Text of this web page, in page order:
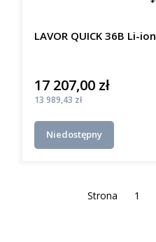
LAVOR QUICK 36B Li-ion
Cena
17 207,00 zł
Cena
13 989,43 zł
Niedostępny
Strona